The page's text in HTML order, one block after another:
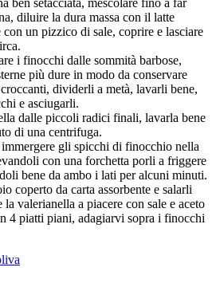
diluire la dura massa con il latte
con un pizzico di sale, coprire e lasciare
i finocchi dalle sommità barbose,
più dure in modo da conservare
dividerli a metà, lavarli bene,
e asciugarli.
dalle piccoli radici finali, lavarla bene
di una centrifuga.
gli spicchi di finocchio nella
con una forchetta porli a friggere
bene da ambo i lati per alcuni minuti.
coperto da carta assorbente e salarli
valerianella a piacere con sale e aceto
4 piatti piani, adagiarvi sopra i finocchi